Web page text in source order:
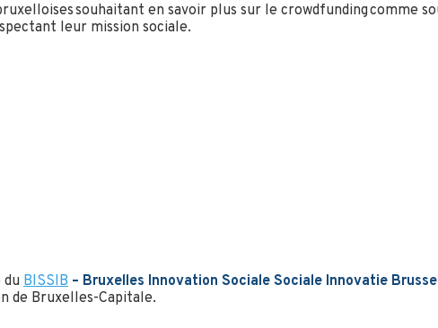
souhaitant en savoir plus sur le crowdfunding comme
leur mission sociale.
du BISSIB – Bruxelles Innovation Sociale Sociale Innovatie
de Bruxelles-Capitale.